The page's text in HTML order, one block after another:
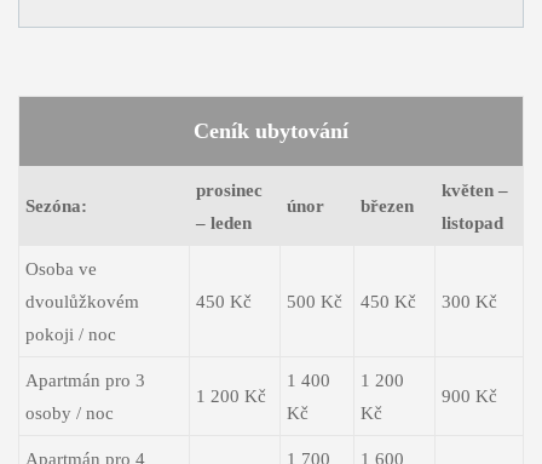
Ceník ubytování
Sezóna:
prosinec
– leden
únor březen
květen –
listopad
Osoba ve
dvoulůžkovém
pokoji / noc
450 Kč 500 Kč 450 Kč 300 Kč
Apartmán pro 3
osoby / noc
1 200 Kč
1 400
Kč
1 200
Kč
900 Kč
Apartmán pro 4
1 700
1 600